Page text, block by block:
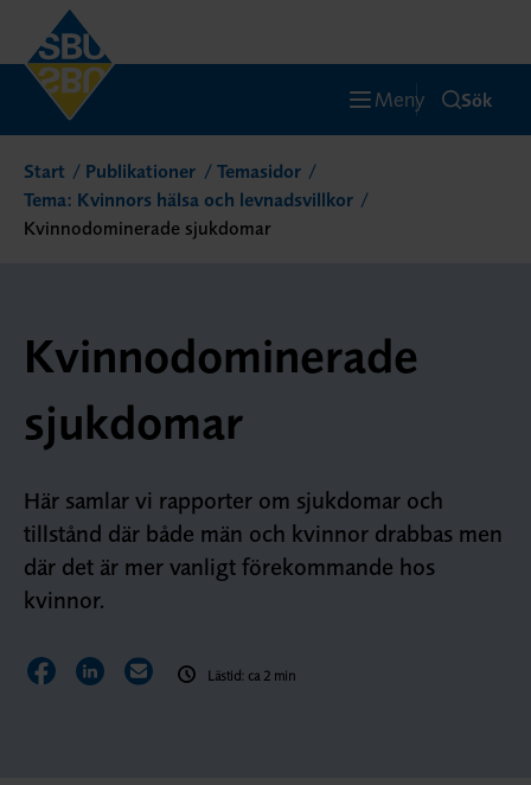
Meny Sök
Start Publikationer
Temasidor
Tema: Kvinnors hälsa och levnadsvillkor
Kvinnodominerade sjukdomar
Kvinnodominerade
sjukdomar
Här samlar vi rapporter om sjukdomar och
tillstånd där både män och kvinnor drabbas men
där det är mer vanligt förekommande hos
kvinnor.
Dela sidan på Facebook
Dela sidan på LinkedIn
Dela sidan via E-post
Lästid: ca 2 min